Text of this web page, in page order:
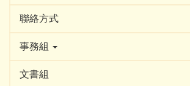
聯絡方式
事務組
文書組